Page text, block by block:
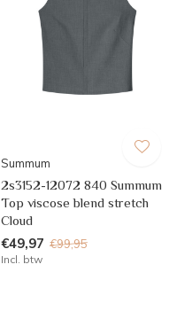
Summum
2s3152-12072 840 Summum
Top viscose blend stretch
Cloud
€49,97 €99,95
Incl. btw